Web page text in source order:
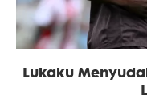
Lukaku